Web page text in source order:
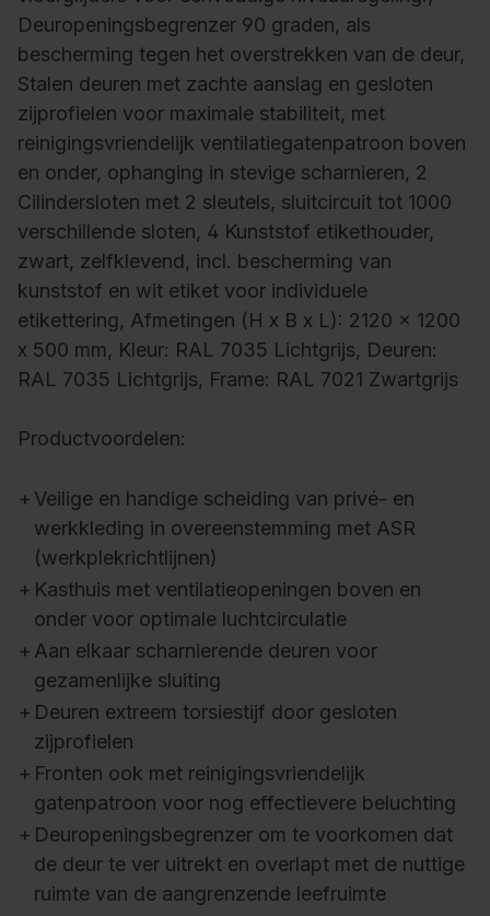
Deuropeningsbegrenzer 90 graden, als
bescherming tegen het overstrekken van de deur,
Stalen deuren met zachte aanslag en gesloten
zijprofielen voor maximale stabiliteit, met
reinigingsvriendelijk ventilatiegatenpatroon boven
en onder, ophanging in stevige scharnieren, 2
Cilindersloten met 2 sleutels, sluitcircuit tot 1000
verschillende sloten, 4 Kunststof etikethouder,
zwart, zelfklevend, incl. bescherming van
kunststof en wit etiket voor individuele
etikettering, Afmetingen (H x B x L): 2120 x 1200
x 500 mm, Kleur: RAL 7035 Lichtgrijs, Deuren:
RAL 7035 Lichtgrijs, Frame: RAL 7021 Zwartgrijs
Productvoordelen:
+ Veilige en handige scheiding van privé- en
werkkleding in overeenstemming met ASR
(werkplekrichtlijnen)
+ Kasthuis met ventilatieopeningen boven en
onder voor optimale luchtcirculatie
+ Aan elkaar scharnierende deuren voor
gezamenlijke sluiting
+ Deuren extreem torsiestijf door gesloten
zijprofielen
+ Fronten ook met reinigingsvriendelijk
gatenpatroon voor nog effectievere beluchting
+ Deuropeningsbegrenzer om te voorkomen dat
de deur te ver uitrekt en overlapt met de nuttige
ruimte van de aangrenzende leefruimte